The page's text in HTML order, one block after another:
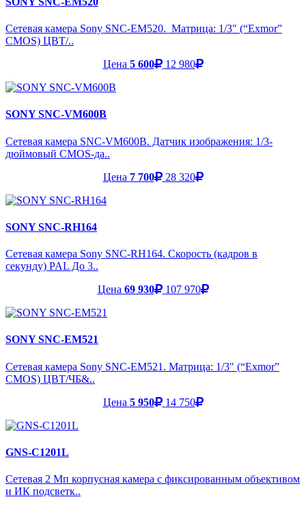
Сетевая камера Sony SNC-EM520. Матрица: 1/3" (“Exmor”
CMOS) ЦВТ/..
Цена 5 600 12 980
SONY SNC-VM600B
Сетевая камера SNC-VM600B. Датчик изображения: 1/3-
дюймовый CMOS-да..
Цена 7 700 28 320
SONY SNC-RH164
Сетевая камера Sony SNC-RH164. Скорость (кадров в
секунду) PAL До 3..
Цена 69 930 107 970
SONY SNC-EM521
Сетевая камера Sony SNC-EM521. Матрица: 1/3" (“Exmor”
CMOS) ЦВТ/ЧБ&..
Цена 5 950 14 750
GNS-C1201L
Сетевая 2 Мп корпусная камера с фиксированным объективом
и ИК подсветк..